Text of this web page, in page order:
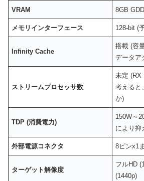
VRAM 8GB
メモリインターフェース 128-bit (
Infinity Cache
搭載 (容
データア
ストリームプロセッサ数
未定 (RX
考えると
か)
TDP (消費電力)
150W～
により抑
外部電源コネクタ 8ピンx1
ターゲット解像度
フルHD
(1440p)